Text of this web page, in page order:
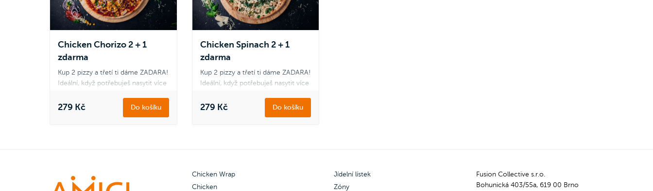
Šunkové, Margherita, Salámová,
Šunka & salám, Veggie a Quattro
Stagioni.
Stagioni.
Chicken Chorizo 2 + 1
zdarma
Kup 2 pizzy a třetí ti dáme ZADARA!
Ideální, když potřebuješ nasytit více
přáteli. Pizzy mezi sebou klidně
kombinuj podle svého gusta.
Chicken Spinach.
279 Kč Do košíku
Chicken Spinach 2 + 1
zdarma
Kup 2 pizzy a třetí ti dáme ZADARA!
Ideální, když potřebuješ nasytit více
přáteli. Pizzy mezi sebou klidně
kombinuj podle svého gusta.
Chicken Spinach.
279 Kč Do košíku
Chicken Wrap
Chicken
Jídelní lístek
Zóny
Fusion Collective s.r.o.
Bohunická 403/55a, 619 00 Brno